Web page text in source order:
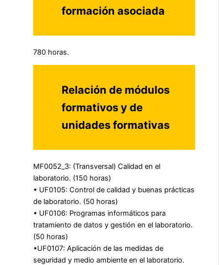
formación asociada
780 horas.
Relación de módulos
formativos y de
unidades formativas
MF0052_3: (Transversal) Calidad en el
laboratorio. (150 horas)
• UF0105: Control de calidad y buenas prácticas
de laboratorio. (50 horas)
• UF0106: Programas informáticos para
tratamiento de datos y gestión en el laboratorio.
(50 horas)
•UF0107: Aplicación de las medidas de
seguridad y medio ambiente en el laboratorio.